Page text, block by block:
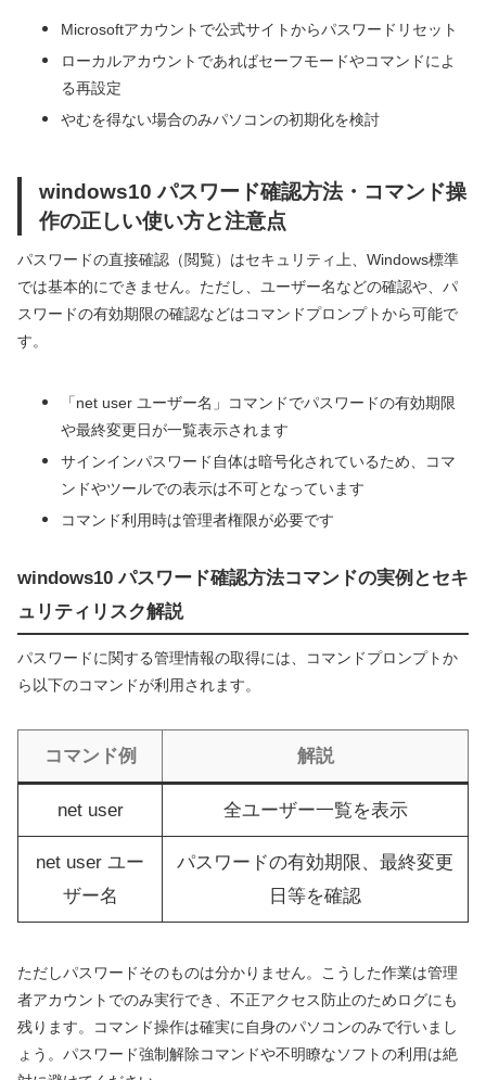
Microsoftアカウントで公式サイトからパスワードリセット
ローカルアカウントであればセーフモードやコマンドによ
る再設定
やむを得ない場合のみパソコンの初期化を検討
windows10 パスワード確認方法・コマンド操
作の正しい使い方と注意点
パスワードの直接確認（閲覧）はセキュリティ上、Windows標準
では基本的にできません。ただし、ユーザー名などの確認や、パ
スワードの有効期限の確認などはコマンドプロンプトから可能で
す。
「net user ユーザー名」コマンドでパスワードの有効期限
や最終変更日が一覧表示されます
サインインパスワード自体は暗号化されているため、コマ
ンドやツールでの表示は不可となっています
コマンド利用時は管理者権限が必要です
windows10 パスワード確認方法コマンドの実例とセキ
ュリティリスク解説
パスワードに関する管理情報の取得には、コマンドプロンプトか
ら以下のコマンドが利用されます。
コマンド例 解説
net user 全ユーザー一覧を表示
net user ユー
ザー名
パスワードの有効期限、最終変更
日等を確認
ただしパスワードそのものは分かりません。こうした作業は管理
者アカウントでのみ実行でき、不正アクセス防止のためログにも
残ります。コマンド操作は確実に自身のパソコンのみで行いまし
ょう。パスワード強制解除コマンドや不明瞭なソフトの利用は絶